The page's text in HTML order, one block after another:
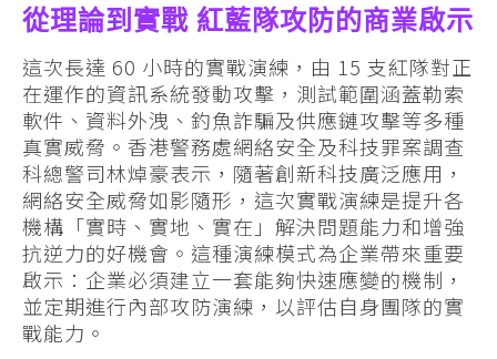
從理論到實戰 紅藍隊攻防的商業啟示
這次長達 60 小時的實戰演練，由 15 支紅隊對正
在運作的資訊系統發動攻擊，測試範圍涵蓋勒索
軟件、資料外洩、釣魚詐騙及供應鏈攻擊等多種
真實威脅。香港警務處網絡安全及科技罪案調查
科總警司林焯豪表示，隨著創新科技廣泛應用，
網絡安全威脅如影隨形，這次實戰演練是提升各
機構「實時、實地、實在」解決問題能力和增強
抗逆力的好機會。這種演練模式為企業帶來重要
啟示：企業必須建立一套能夠快速應變的機制，
並定期進行內部攻防演練，以評估自身團隊的實
戰能力。